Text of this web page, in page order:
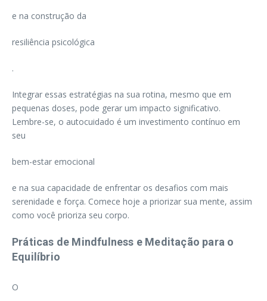
e na construção da
resiliência psicológica
.
Integrar essas estratégias na sua rotina, mesmo que em
pequenas doses, pode gerar um impacto significativo.
Lembre-se, o autocuidado é um investimento contínuo em
seu
bem-estar emocional
e na sua capacidade de enfrentar os desafios com mais
serenidade e força. Comece hoje a priorizar sua mente, assim
como você prioriza seu corpo.
Práticas de Mindfulness e Meditação para o
Equilíbrio
O